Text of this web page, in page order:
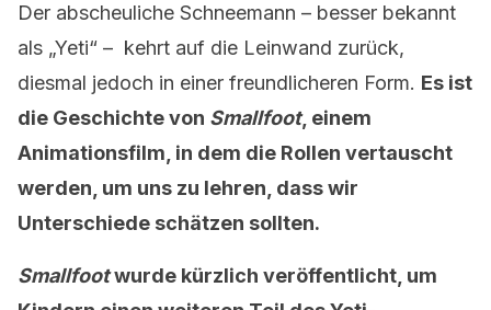
Der abscheuliche Schneemann – besser bekannt
als „Yeti“ – kehrt auf die Leinwand zurück,
diesmal jedoch in einer freundlicheren Form. Es ist
die Geschichte von Smallfoot, einem
Animationsfilm, in dem die Rollen vertauscht
werden, um uns zu lehren, dass wir
Unterschiede schätzen sollten.
Smallfootwurde kürzlich veröffentlicht, um